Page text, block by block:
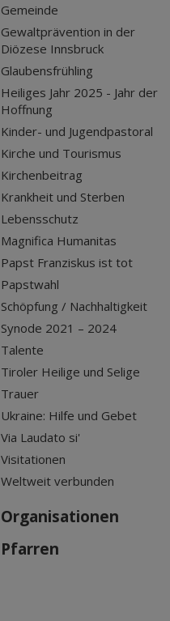
Gemeinde
Gewaltprävention in der
Diözese Innsbruck
Glaubensfrühling
Heiliges Jahr 2025 - Jahr der
Hoffnung
Kinder- und Jugendpastoral
Kirche und Tourismus
Kirchenbeitrag
Krankheit und Sterben
Lebensschutz
Magnifica Humanitas
Papst Franziskus ist tot
Papstwahl
Schöpfung / Nachhaltigkeit
Synode 2021 – 2024
Talente
Tiroler Heilige und Selige
Trauer
Ukraine: Hilfe und Gebet
Via Laudato si'
Visitationen
Weltweit verbunden
Organisationen
Pfarren